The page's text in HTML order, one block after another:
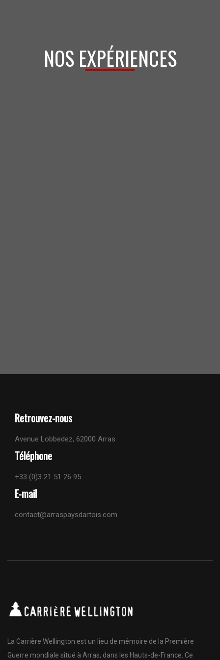
NOS EXPÉRIENCES
Retrouvez-nous
Avenue Lobbedez, 62000 Arras
Téléphone
+33 (0)3 21 51 26 95
E-mail
contact@arraspaysdartois.com
La Carrière Wellington est un lieu de mémoire de la Première
Guerre mondiale situé à Arras, dans les Hauts-de-France. Ce